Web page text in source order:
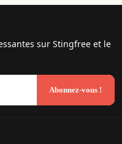
sur Stingfree et le
Abonnez-vous !